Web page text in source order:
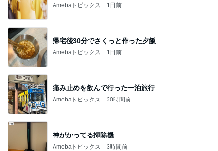
Amebaトピックス 1日前
帰宅後30分でさくっと作った夕飯
Amebaトピックス 1日前
痛み止めを飲んで行った一泊旅行
Amebaトピックス 20時間前
神がかってる掃除機
Amebaトピックス 3時間前